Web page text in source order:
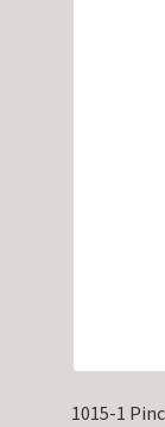
1015-1